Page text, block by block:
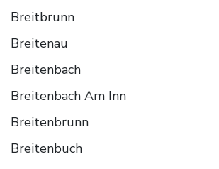
Breitbrunn
Breitenau
Breitenbach
Breitenbach Am Inn
Breitenbrunn
Breitenbuch